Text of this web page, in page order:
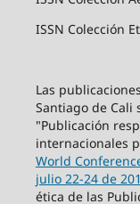
ISSN Colección
Las
Santiago de Cali
"Publicación
internacionales
World
julio 22-24 de
ética de las